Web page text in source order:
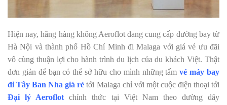
Hiện nay, hãng hàng không Aeroflot đang cung cấp đường bay từ
Hà Nội và thành phố Hồ Chí Minh đi Malaga với giá vé ưu đãi
vô cùng thuận lợi cho hành trình du lịch của du khách Việt. Thật
đơn giản để bạn có thể sở hữu cho mình những tấmvé máy bay
đi Tây Ban Nha giá rẻ tới Malaga chỉ với một cuộc điện thoại tới
Đại lý Aeroflot chính thức tại Việt Nam theo đường dây